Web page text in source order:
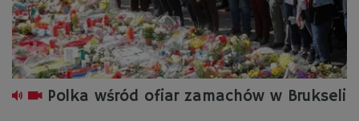
Polka wśród ofiar zamachów w Brukseli